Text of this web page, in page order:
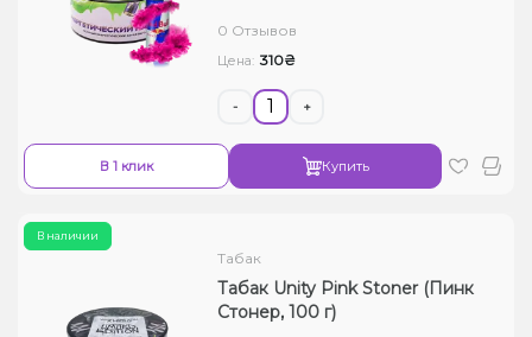
0 Отзывов
Цена: 310₴
- +
В 1 клик Купить
В наличии
Табак
Табак Unity Pink Stoner (Пинк
Стонер, 100 г)